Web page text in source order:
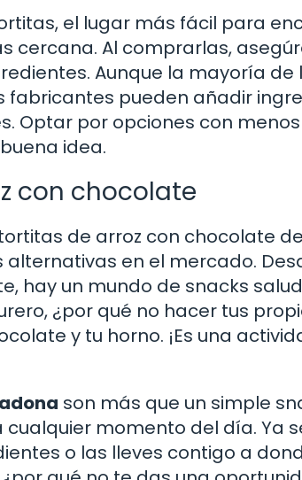
el lugar más fácil para
cercana. Al comprarlas,
Aunque la mayoría
fabricantes pueden añadir
Optar por opciones con
idea.
con chocolate
de arroz con chocolate de
alternativas en el mercado.
hay un mundo de snacks
¿por qué no hacer tus
y tu horno. ¡Es una
son más que un simple
momento del día. Ya
o las lleves contigo a